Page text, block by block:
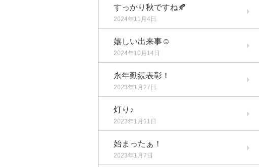
すっかり秋ですね🍂
2024年11月4日
嬉しい出来事☺️
2024年10月14日
永年勤続表彰！
2023年1月27日
灯り♪
2023年1月11日
始まったぁ！
2023年1月7日